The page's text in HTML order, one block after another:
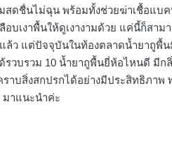
สดชื่นไม่ฉุน พร้อมทั้งช่วยฆ่าเชื้อแบค
บเงาพื้นให้ดูเงางามด้วย แค่นี้ก็สามา
ล้ว แต่ปัจจุบันในท้องตลาดน้ำยาถูพื้
รวบรวม 10 น้ำยาถูพื้นยี่ห้อไหนดี มีก
าบสิ่งสกปรกได้อย่างมีประสิทธิภาพ
มาแนะนำค่ะ